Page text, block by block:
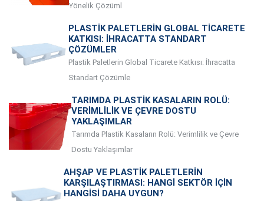
Yönelik Çözüml
PLASTIK PALETLERIN GLOBAL TICARETE
KATKISI: İHRACATTA STANDART
ÇÖZÜMLER
Plastik Paletlerin Global Ticarete Katkısı: İhracatta
Standart Çözümle
TARIMDA PLASTIK KASALARIN ROLÜ:
VERIMLILIK VE ÇEVRE DOSTU
YAKLAŞIMLAR
Tarımda Plastik Kasaların Rolü: Verimlilik ve Çevre
Dostu Yaklaşımlar
AHŞAP VE PLASTIK PALETLERIN
KARŞILAŞTIRMASI: HANGI SEKTÖR İÇIN
HANGISI DAHA UYGUN?